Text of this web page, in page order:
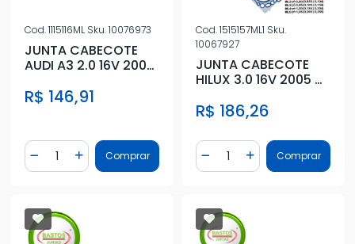
Cod.1115116ML Sku.10076973
JUNTA CABECOTE
AUDI A3 2.0 16V 2004
R$ 146,91
Diminuir Quantidade
Quantidade
Adicionar Quantidade
Comprar
Cod.1515157ML1 Sku.
10067927
JUNTA CABECOTE
HILUX 3.0 16V 2005 A
R$ 186,26
Diminuir Quantidade
Quantidade
AdicionarComprar